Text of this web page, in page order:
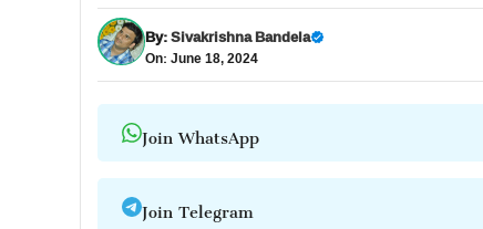
By:Sivakrishna Bandela
On: June 18, 2024
Join WhatsApp
Join Telegram